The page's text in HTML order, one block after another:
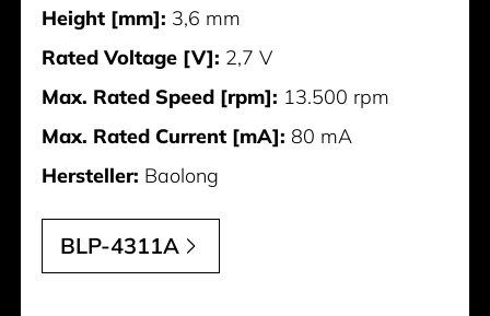
Height [mm]: 3,6 mm
Rated Voltage [V]: 2,7 V
Max. Rated Speed [rpm]: 13.500 rpm
Max. Rated Current [mA]: 80 mA
Hersteller: Baolong
BLP-4311A